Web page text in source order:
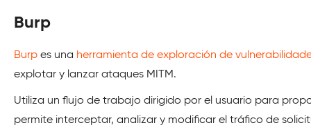
Burp
Burp es una herramienta de exploración de
explotar y lanzar ataques MITM.
Utiliza un flujo de trabajo dirigido por el usuario para
permite interceptar, analizar y modificar el tráfico de